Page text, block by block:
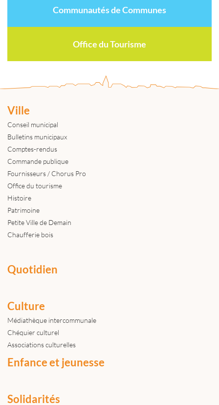
Communautés de Communes
Office du Tourisme
Ville
Conseil municipal
Bulletins municipaux
Comptes-rendus
Commande publique
Fournisseurs / Chorus Pro
Office du tourisme
Histoire
Patrimoine
Petite Ville de Demain
Chaufferie bois
Quotidien
Culture
Médiathèque intercommunale
Chéquier culturel
Associations culturelles
Enfance et jeunesse
Solidarités